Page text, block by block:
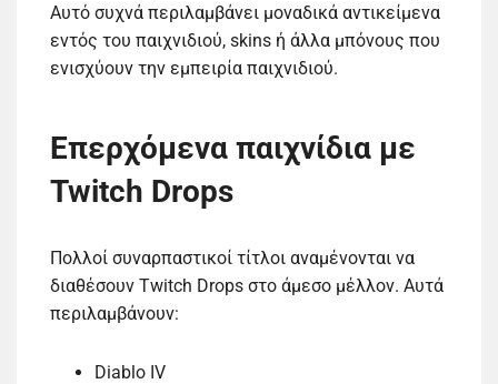
Αυτό συχνά περιλαμβάνει μοναδικά αντικείμενα
εντός του παιχνιδιού, skins ή άλλα μπόνους που
ενισχύουν την εμπειρία παιχνιδιού.
Επερχόμενα παιχνίδια με
Twitch Drops
Πολλοί συναρπαστικοί τίτλοι αναμένονται να
διαθέσουν Twitch Drops στο άμεσο μέλλον. Αυτά
περιλαμβάνουν:
Diablo IV